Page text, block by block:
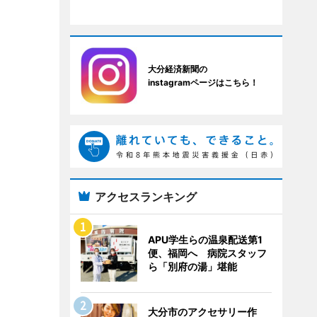
大分経済新聞の
instagramページはこちら！
アクセスランキング
APU学生らの温泉配送第1
便、福岡へ 病院スタッフ
ら「別府の湯」堪能
大分市のアクセサリー作